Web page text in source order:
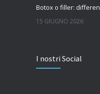
15 GIUGNO 2026
7 GIUGNO 2026
I nostri Social